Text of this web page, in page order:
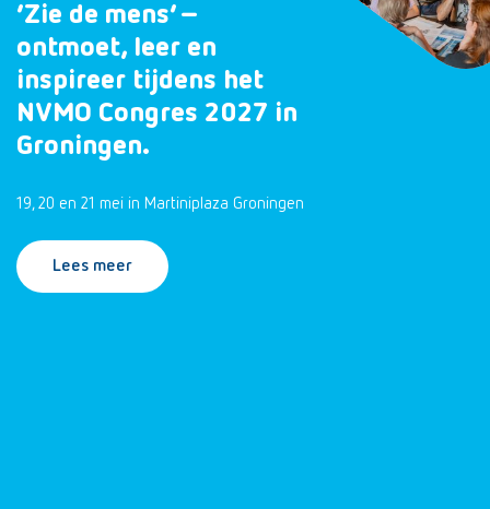
‘Zie de mens’ –
ontmoet, leer en
inspireer tijdens het
NVMO Congres 2027 in
Groningen.
19, 20 en 21 mei in Martiniplaza Groningen
Lees meer